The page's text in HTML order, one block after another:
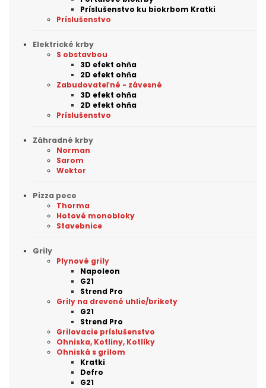
Príslušenstvo ku biokrbom Kratki
Príslušenstvo
Elektrické krby
S obstavbou
3D efekt ohňa
2D efekt ohňa
Zabudovateľné - závesné
3D efekt ohňa
2D efekt ohňa
Príslušenstvo
Záhradné krby
Norman
Sarom
Wektor
Pizza pece
Thorma
Hotové monobloky
Stavebnice
Grily
Plynové grily
Napoleon
G21
Strend Pro
Grily na drevené uhlie/brikety
G21
Strend Pro
Grilovacie príslušenstvo
Ohniska, Kotliny, Kotlíky
Ohniská s grilom
Kratki
Defro
G21